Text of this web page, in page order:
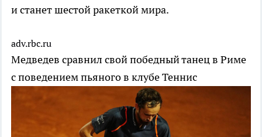
и станет шестой ракеткой мира.
adv.rbc.ru
Медведев сравнил свой победный танец в Риме
с поведением пьяного в клубеТеннис